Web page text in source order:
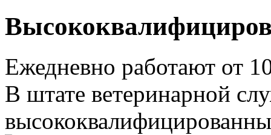
Ежедневно работают от
В штате ветеринарной